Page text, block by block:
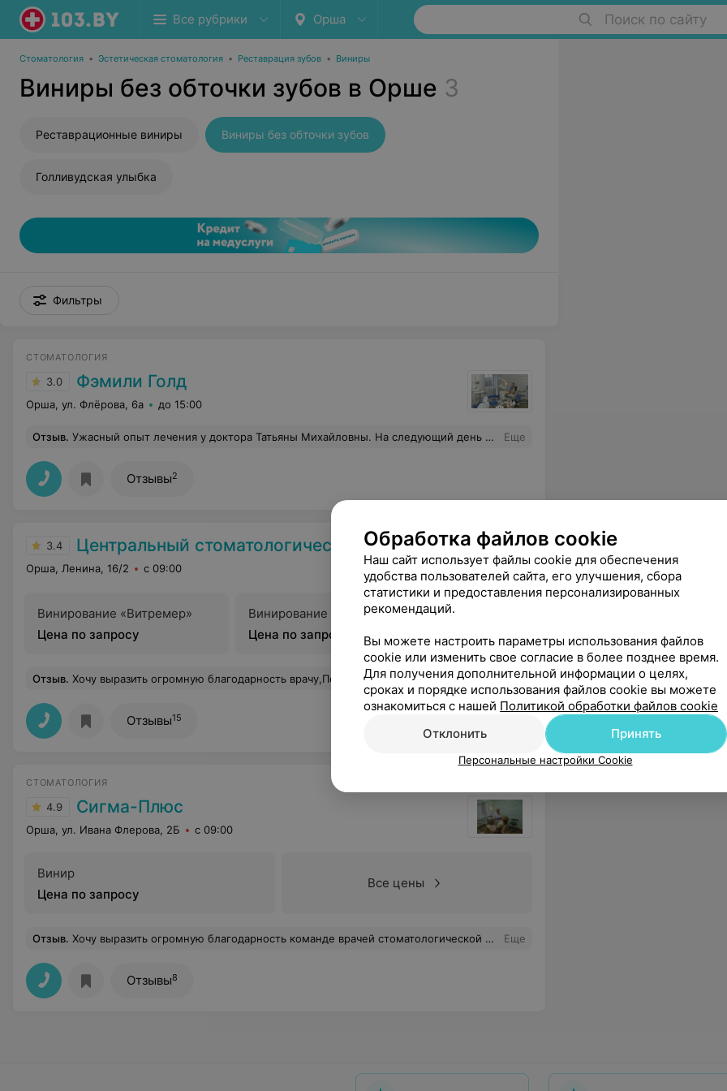
Все рубрики Орша Поиск по сайту
Стоматология • Эстетическая стоматология • Реставрация зубов • Виниры
Виниры без обточки зубов в Орше 3
Реставрационные виниры Виниры без обточки зубов
Голливудская улыбка
Фильтры
СТОМАТОЛОГИЯ
3.0 Фэмили Голд
Орша, ул. Флёрова, 6а до 15:00
Отзыв. Ужасный опыт лечения у доктора Татьяны Михайловны. На следующий день после лечения выпала пломба, вторая скололась через 3 дня. Доделать собственную ошибку доктор времени не нашла, сказала, что эмоционально не в состоянии(?), в итоге не сделала два передних зуба, которые изначально были запланированы, потому что целый час допиливала отвалившийся кусочек задней. Медленно работает, заботы о людях ноль, беспокоится только о том, чтобы дошлепать кое-как вовремя и принять следующего пациента, цены высокие. Два раза сходила и мало того, что теперь болят зубы, так ещё и настроение испортили. Передние зубы нужно было делать срочно, сорвалась поездка. Никому бы не порекомендовала Еще
Отзывы2
3.4 Центральный стоматологический кабинет
Орша, Ленина, 16/2 с 09:00
Винирование «Витремер»
Цена по запросу
Винирование «Градия»
Цена по запросу
Цена по запросу
Отзыв. Хочу выразить огромную благодарность врачу,Перепелице Татьяне Ростиславовне ,за ее золотые ручки! Она подарила мне не только красивую улыбку но и уверенность в себе! Работа была сложная,мягко сказать « миссия невыполнима», но! она не отказала и блестяще с ней справилась! Внимательное ,очень аккуратное и бережное отношение с ее стороны и никакого дискомфорта и страха. Рекомендую всем , кто мечтает о красивой улыбке и качественно выполненной работе- только к Татьяне Ростиславовне! Еще
Отзывы15
СТОМАТОЛОГИЯ
4.9 Сигма-Плюс
Орша, ул. Ивана Флерова, 2Б с 09:00
Винир
Цена по запросу
Все цены
Отзыв. Хочу выразить огромную благодарность команде врачей стоматологической клиники Сигма-Плюс города Орши, а особенно Татьяне Николаевне и всему персоналу. Моё лечение было длительным, но ни разу мне не пришлось хотя бы чем то быть недовольным! Профессионализм, четкость, огромное внимание к своим пациентам и конечно же отличное качество, современное оборудование и индивидуальный подход к проблемам! Очень уютный интерьер!Вы подарили мне красивую улыбку и уверенность в себе! Если кто-то ещё ищет клинику выбирайте только Сигма-Плюс! Еще
Отзывы8
Обработка файлов cookie
Наш сайт использует файлы cookie для обеспечения
удобства пользователей сайта, его улучшения, сбора
статистики и предоставления персонализированных
рекомендаций.
Вы можете настроить параметры использования файлов
cookie или изменить свое согласие в более позднее время.
Для получения дополнительной информации о целях,
сроках и порядке использования файлов cookie вы можете
ознакомиться с нашей Политикой обработки файлов cookie
Отклонить
Принять
Персональные настройки Cookie